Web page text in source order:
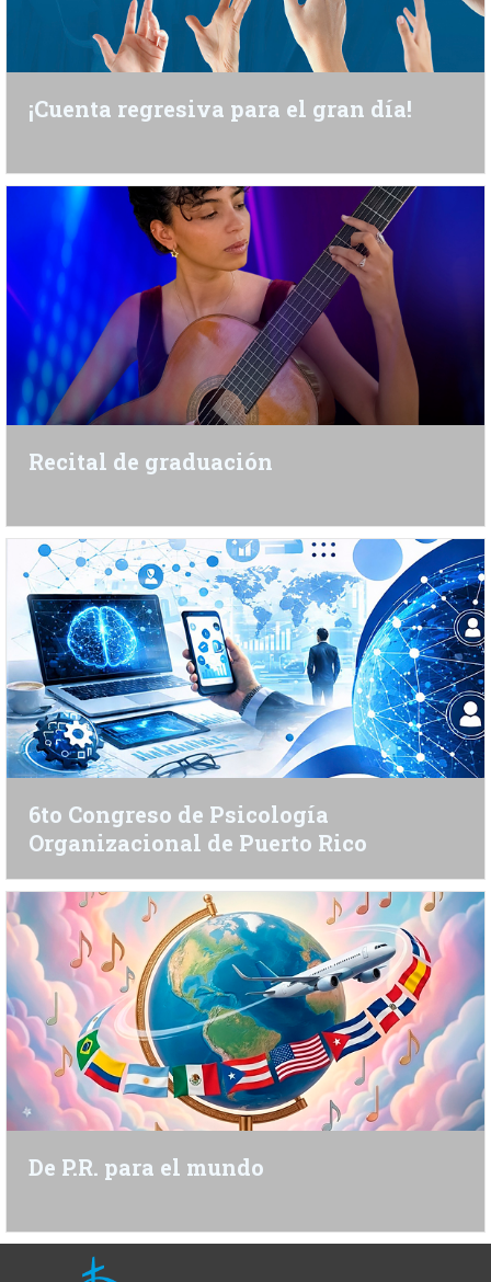
¡Cuenta regresiva para el gran día!
Recital de graduación
6to Congreso de Psicología
Organizacional de Puerto Rico
De P.R. para el mundo